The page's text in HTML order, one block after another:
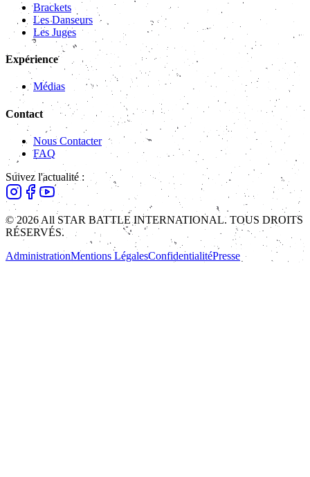
Brackets
Les Danseurs
Les Juges
Expérience
Médias
Contact
Nous Contacter
FAQ
Suivez l'actualité :
© 2026 All STAR BATTLE INTERNATIONAL. TOUS DROITS
RÉSERVÉS.
AdministrationMentions LégalesConfidentialitéPresse